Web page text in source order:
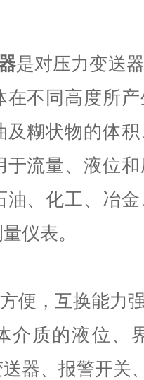
是对压力变送
在不同高度所
及糊状物的体
于流量、液位
油、化工、冶
仪表。
便，互换能力
介质的液位、
器、报警开关